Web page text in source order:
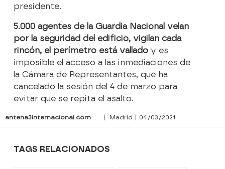
presidente.
5.000 agentes de la Guardia Nacional velan
por la seguridad del edificio, vigilan cada
rincón, el perímetro está vallado y es
imposible el acceso a las inmediaciones de
la Cámara de Representantes, que ha
cancelado la sesión del 4 de marzo para
evitar que se repita el asalto.
antena3internacional.com | Madrid | 04/03/2021
TAGS RELACIONADOS